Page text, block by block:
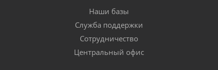
Наши базы
Служба поддержки
Сотрудничество
Центральный офис